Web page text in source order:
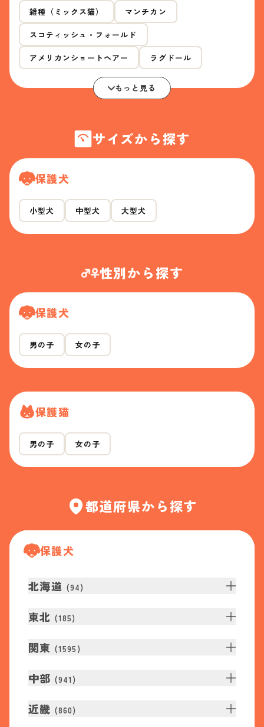
雑種（ミックス猫） マンチカン
スコティッシュ・フォールド
アメリカンショートヘアー ラグドール
もっと見る
サイズから探す
保護犬
小型犬 中型犬 大型犬
性別から探す
保護犬
男の子 女の子
保護猫
男の子 女の子
都道府県から探す
保護犬
北海道 (94)
東北 (185)
関東 (1595 )
中部 (941 )
近畿 (860)